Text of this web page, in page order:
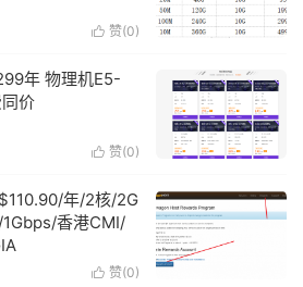
 赞(0)
年 物理机E5-
价
 赞(0)
年/2核/2G
香港CMI/
 赞(0)